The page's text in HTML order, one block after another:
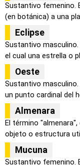
Sustantivo femenino.
(en botánica) a una
Eclipse
Sustantivo
el cual una estrella o
Oeste
Sustantivo
un punto cardinal del
Almenara
El término
objeto o estructura uti...
Mucuna
Sustantivo femenino.